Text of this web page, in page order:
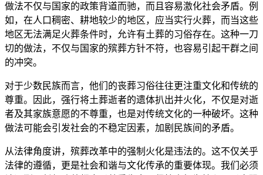
做法不仅与国家的政策背道而驰，而且容易激化社会矛盾。例
如，在人口稠密、耕地较少的地区，应当实行火葬，而当这些
地区无法满足火葬条件时，允许有土葬的习俗存在。这种一刀
切的做法，不仅与国家的殡葬方针不符，也容易引起干群之间
的冲突。
对于少数民族而言，他们的丧葬习俗往往更注重文化和传统的
尊重。因此，强行将土葬逝者的遗体扒出并火化，不仅是对逝
者及其家族意愿的不尊重，也是对传统文化的一种破坏。这种
做法可能会引发社会的不稳定因素，加剧民族间的矛盾。
从法律角度讲，殡葬改革中的强制火化是违法的。这不仅关乎
法律的遵循，更是社会和谐与文化传承的重要体现。我们必须